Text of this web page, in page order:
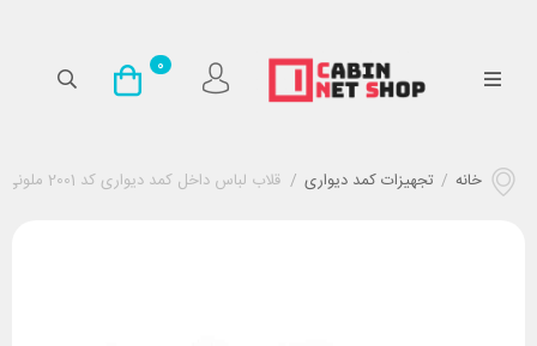
0
خانه / تجهیزات کمد دیواری / قلاب لباس داخل کمد دیواری کد 2001 ملونی